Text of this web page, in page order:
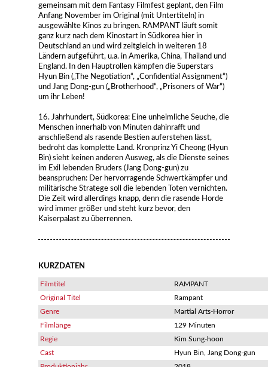
gemeinsam mit dem Fantasy Filmfest geplant, den Film
Anfang November im Original (mit Untertiteln) in
ausgewählte Kinos zu bringen. RAMPANT läuft somit
ganz kurz nach dem Kinostart in Südkorea hier in
Deutschland an und wird zeitgleich in weiteren 18
Ländern aufgeführt, u.a. in Amerika, China, Thailand und
England. In den Hauptrollen kämpfen die Superstars
Hyun Bin („The Negotiation“, „Confidential Assignment“)
und Jang Dong-gun („Brotherhood“, „Prisoners of War“)
um ihr Leben!
16. Jahrhundert, Südkorea: Eine unheimliche Seuche, die
Menschen innerhalb von Minuten dahinrafft und
anschließend als rasende Bestien auferstehen lässt,
bedroht das komplette Land. Kronprinz Yi Cheong (Hyun
Bin) sieht keinen anderen Ausweg, als die Dienste seines
im Exil lebenden Bruders (Jang Dong-gun) zu
beanspruchen: Der hervorragende Schwertkämpfer und
militärische Stratege soll die lebenden Toten vernichten.
Die Zeit wird allerdings knapp, denn die rasende Horde
wird immer größer und steht kurz bevor, den
Kaiserpalast zu überrennen.
KURZDATEN
Filmtitel
RAMPANT
Original Titel
Rampant
Genre
Martial Arts-Horror
Filmlänge
129 Minuten
Regie
Kim Sung-hoon
Cast
Hyun Bin, Jang Dong-gun